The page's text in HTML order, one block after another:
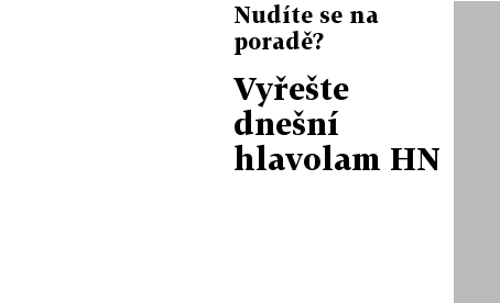
Nudíte se na
poradě?
Vyřešte
dnešní
hlavolam HN